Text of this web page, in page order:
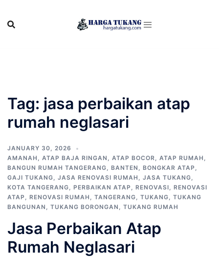
content
Tag: jasa perbaikan atap
rumah neglasari
JANUARY 30, 2026
AMANAH , ATAP BAJA RINGAN , ATAP BOCOR, ATAP RUMAH ,
BANGUN RUMAH TANGERANG, BANTEN , BONGKAR ATAP ,
GAJI TUKANG, JASA RENOVASI RUMAH , JASA TUKANG,
KOTA TANGERANG, PERBAIKAN ATAP , RENOVASI, RENOVASI
ATAP , RENOVASI RUMAH , TANGERANG, TUKANG, TUKANG
BANGUNAN , TUKANG BORONGAN , TUKANG RUMAH
Jasa Perbaikan Atap
Rumah Neglasari